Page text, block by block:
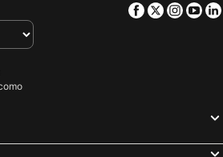
Aktiv Hotel Eden
Facebook
Twitter